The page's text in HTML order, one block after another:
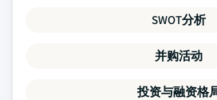
SWOT分析
并购活动
投资与融资格